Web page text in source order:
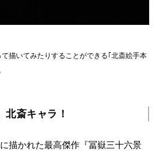
描いてみたりすることができる｢北斎絵手本
北斎キャラ！
描かれた最高傑作『冨嶽三十六景